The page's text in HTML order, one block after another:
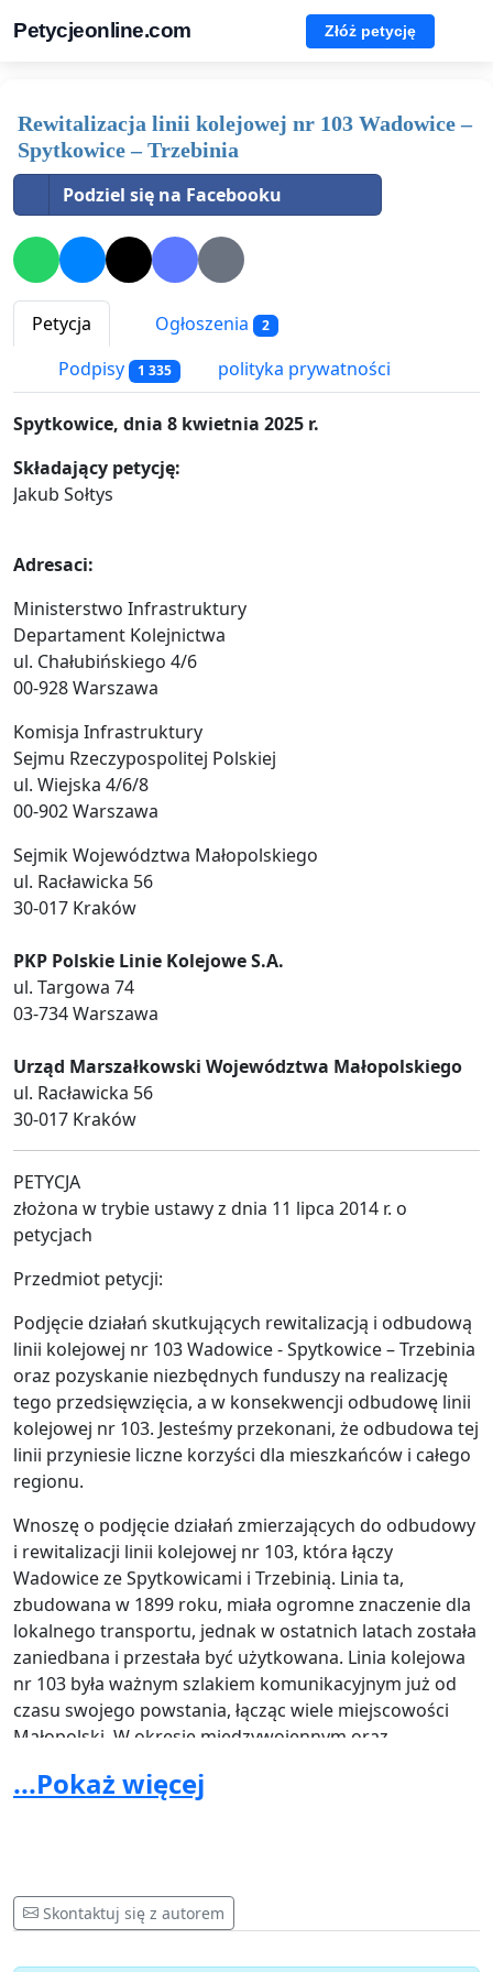
Petycjeonline.com Złóż petycję
Rewitalizacja linii kolejowej nr 103 Wadowice –
Spytkowice – Trzebinia
Podziel się na Facebooku
Petycja Ogłoszenia 2
Podpisy 1 335 polityka prywatności
Spytkowice, dnia 8 kwietnia 2025 r.
Składający petycję:
Jakub Sołtys
Adresaci:
Ministerstwo Infrastruktury
Departament Kolejnictwa
ul. Chałubińskiego 4/6
00-928 Warszawa
Komisja Infrastruktury
Sejmu Rzeczypospolitej Polskiej
ul. Wiejska 4/6/8
00-902 Warszawa
Sejmik Województwa Małopolskiego
ul. Racławicka 56
30-017 Kraków
PKP Polskie Linie Kolejowe S.A.
ul. Targowa 74
03-734 Warszawa
Urząd Marszałkowski Województwa Małopolskiego
ul. Racławicka 56
30-017 Kraków
PETYCJA
złożona w trybie ustawy z dnia 11 lipca 2014 r. o
petycjach
Przedmiot petycji:
Podjęcie działań skutkujących rewitalizacją i odbudową
linii kolejowej nr 103 Wadowice - Spytkowice – Trzebinia
oraz pozyskanie niezbędnych funduszy na realizację
tego przedsięwzięcia, a w konsekwencji odbudowę linii
kolejowej nr 103. Jesteśmy przekonani, że odbudowa tej
linii przyniesie liczne korzyści dla mieszkańców i całego
regionu.
Wnoszę o podjęcie działań zmierzających do odbudowy
i rewitalizacji linii kolejowej nr 103, która łączy
Wadowice ze Spytkowicami i Trzebinią. Linia ta,
zbudowana w 1899 roku, miała ogromne znaczenie dla
lokalnego transportu, jednak w ostatnich latach została
zaniedbana i przestała być użytkowana. Linia kolejowa
nr 103 była ważnym szlakiem komunikacyjnym już od
czasu swojego powstania, łącząc wiele miejscowości
Małopolski. W okresie międzywojennym oraz
pasażerskim, łącząc Górny Śląsk i Warszawę z
gospodarczy i społeczny.
Rewitalizacja linii nr 103 przyczyni się do zwiększenia
mobilności mieszkańców, umożliwiając łatwiejszy
...Pokaż więcej
Skontaktuj się z autorem